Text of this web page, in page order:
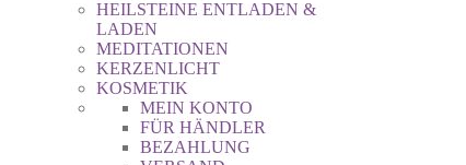
HEILSTEINE ENTLADEN &
LADEN
MEDITATIONEN
KERZENLICHT
KOSMETIK
MEIN KONTO
FÜR HÄNDLER
BEZAHLUNG